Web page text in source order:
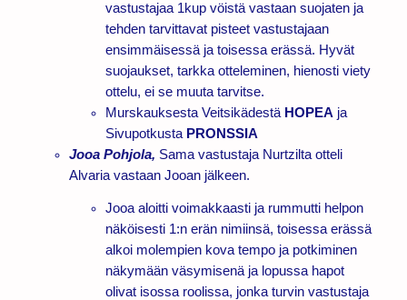
vastustajaa 1kup vöistä vastaan suojaten ja
tehden tarvittavat pisteet vastustajaan
ensimmäisessä ja toisessa erässä. Hyvät
suojaukset, tarkka otteleminen, hienosti viety
ottelu, ei se muuta tarvitse.
Murskauksesta Veitsikädestä HOPEAja
Sivupotkusta PRONSSIA
Jooa Pohjola, Sama vastustaja Nurtzilta otteli
Alvaria vastaan Jooan jälkeen.
Jooa aloitti voimakkaasti ja rummutti helpon
näköisesti 1:n erän nimiinsä, toisessa erässä
alkoi molempien kova tempo ja potkiminen
näkymään väsymisenä ja lopussa hapot
olivat isossa roolissa, jonka turvin vastustaja